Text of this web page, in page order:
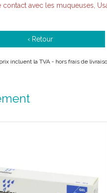
contact avec les muqueuses,
‹ Retour
incluent la TVA - hors frais de